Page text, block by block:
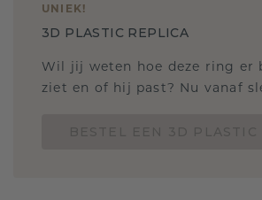
UNIEK!
3D PLASTIC REPLICA
Wil jij weten hoe deze ring er
ziet en of hij past? Nu vanaf